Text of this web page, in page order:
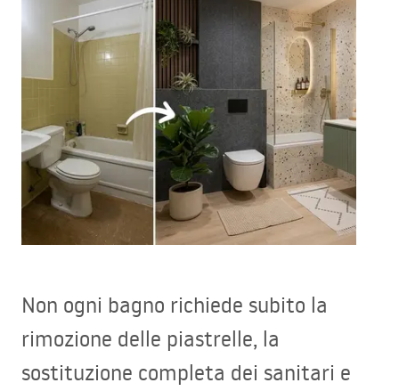
Non ogni bagno richiede subito la
rimozione delle piastrelle, la
sostituzione completa dei sanitari e